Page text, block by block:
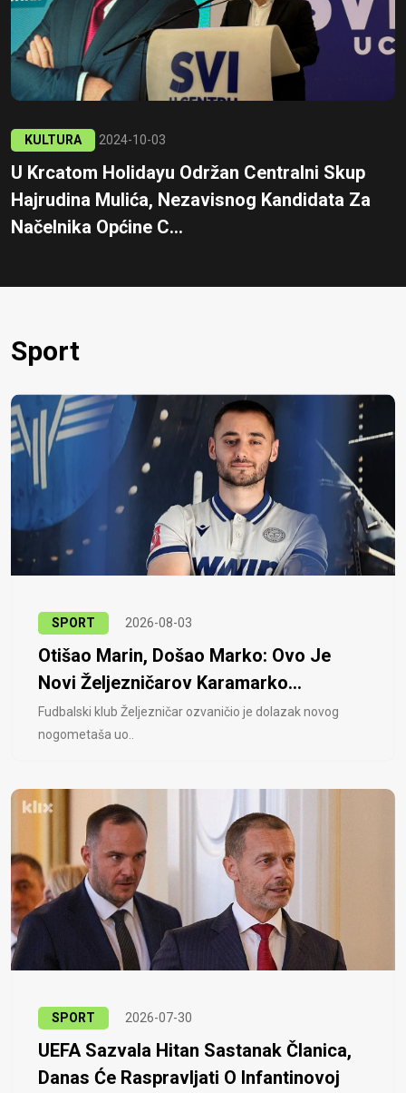
KULTURA 2024-10-03
U Krcatom Holidayu Održan Centralni Skup
Hajrudina Mulića, Nezavisnog Kandidata Za
Načelnika Općine C...
Sport
SPORT 2026-08-03
Otišao Marin, Došao Marko: Ovo Je
Novi Željezničarov Karamarko...
Fudbalski klub Željezničar ozvaničio je dolazak novog
nogometaša uo..
SPORT 2026-07-30
UEFA Sazvala Hitan Sastanak Članica,
Danas Će Raspravljati O Infantinovoj